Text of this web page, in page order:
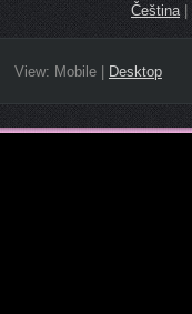
Čeština |
View: Mobile| Desktop